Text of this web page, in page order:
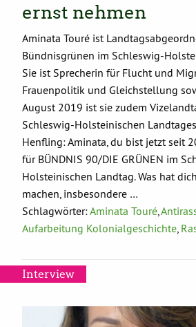
ernst nehmen
Aminata Touré ist
Bündnisgrünen im Schleswig-
Sie ist Sprecherin für Flucht und
Frauenpolitik und Gleichstellung
August 2019 ist sie zudem
Schleswig-Holsteinischen
Henfling: Aminata, du bist jetzt seit
für BÜNDNIS 90/DIE GRÜNEN im
Holsteinischen Landtag. Was hat
machen, insbesondere …
Schlagwörter:Aminata Touré,
Aufarbeitung Kolonialgeschichte,
Interview